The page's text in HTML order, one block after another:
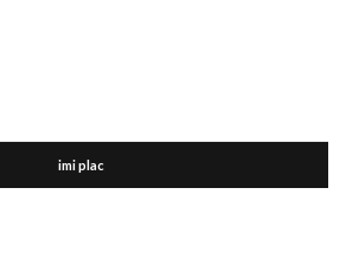
imi plac